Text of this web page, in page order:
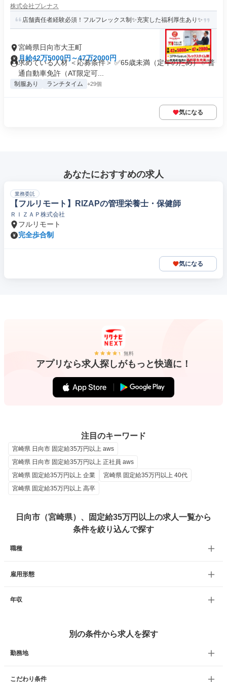
株式会社プレナス
店舗責任者経験必須！フルフレックス制✨充実した福利厚生あり✨
宮崎県日向市大王町
月給42万5000円～47万2000円
求めている人材 ＜応募条件＞ ✅65歳未満（定年のため） ✅普
通自動車免許（AT限定可...
制服あり ランチタイム +29個
気になる
あなたにおすすめの求人
業務委託
【フルリモート】RIZAPの管理栄養士・保健師
ＲＩＺＡＰ株式会社
フルリモート
完全歩合制
気になる
無料
アプリなら求人探しがもっと快適に！
注目のキーワード
宮崎県 日向市 固定給35万円以上 aws
宮崎県 日向市 固定給35万円以上 正社員 aws
宮崎県 固定給35万円以上 企業
宮崎県 固定給35万円以上 40代
宮崎県 固定給35万円以上 高卒
日向市（宮崎県）、固定給35万円以上の求人一覧から
条件を絞り込んで探す
職種
雇用形態
年収
別の条件から求人を探す
勤務地
こだわり条件